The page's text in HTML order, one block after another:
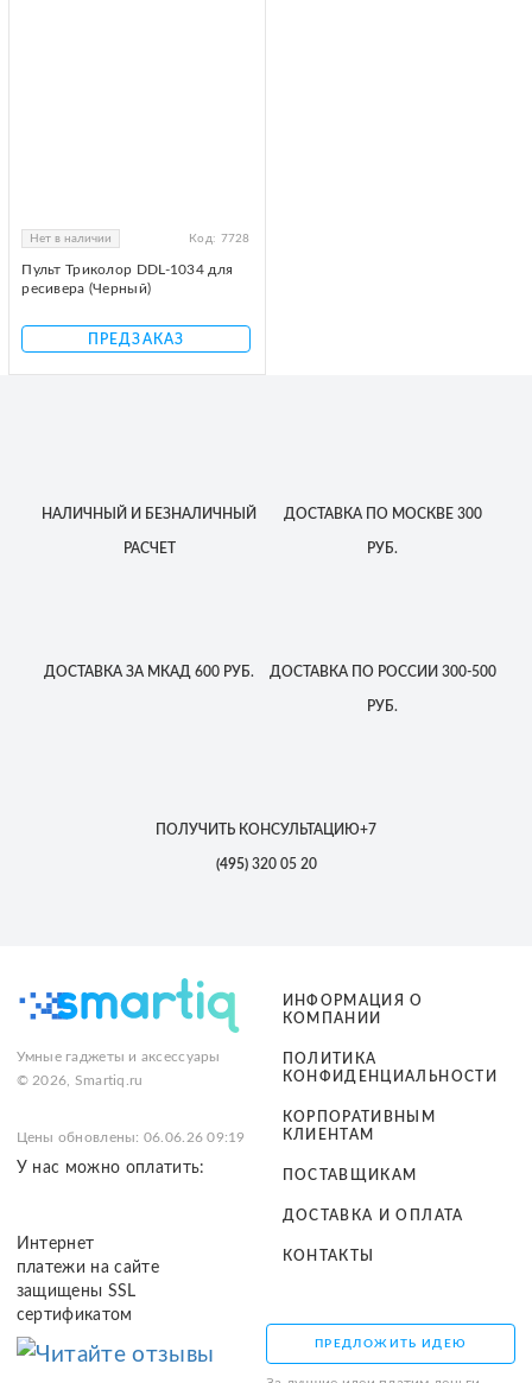
Нет в наличии Код: 7728
Пульт Триколор DDL-1034 для
ресивера (Черный)
ПРЕДЗАКАЗ
НАЛИЧНЫЙ И БЕЗНАЛИЧНЫЙ
РАСЧЕТ
ДОСТАВКАПО МОСКВЕ 300
РУБ.
ДОСТАВКА ЗА МКАД 600 РУБ. ДОСТАВКАПО РОССИИ 300-500
РУБ.
ПОЛУЧИТЬ КОНСУЛЬТАЦИЮ+7
(495)320 05 20
Умные гаджеты и аксессуары
© 2026, Smartiq.ru
Цены обновлены: 06.06.26 09:19
У нас можно оплатить:
Интернет
платежи на сайте
защищены SSL
сертификатом
ИНФОРМАЦИЯ О
КОМПАНИИ
ПОЛИТИКА
КОНФИДЕНЦИАЛЬНОСТИ
КОРПОРАТИВНЫМ
КЛИЕНТАМ
ПОСТАВЩИКАМ
ДОСТАВКА И ОПЛАТА
КОНТАКТЫ
ПРЕДЛОЖИТЬ ИДЕЮ